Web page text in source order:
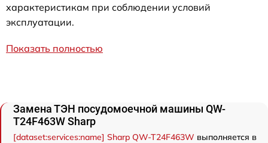
характеристикам при соблюдении условий
эксплуатации.
Показать полностью
Замена ТЭН посудомоечной машины QW-
T24F463W Sharp
[dataset:services:name] Sharp QW-T24F463W выполняется в